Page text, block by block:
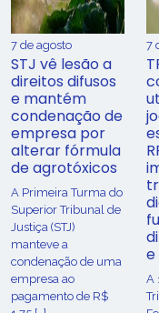
7 de agosto
STJ vê lesão a
direitos difusos
e mantém
condenação de
empresa por
alterar fórmula
de agrotóxicos
​A Primeira Turma do
Superior Tribunal de
Justiça (STJ)
manteve a
condenação de uma
empresa ao
pagamento de R$
7
A